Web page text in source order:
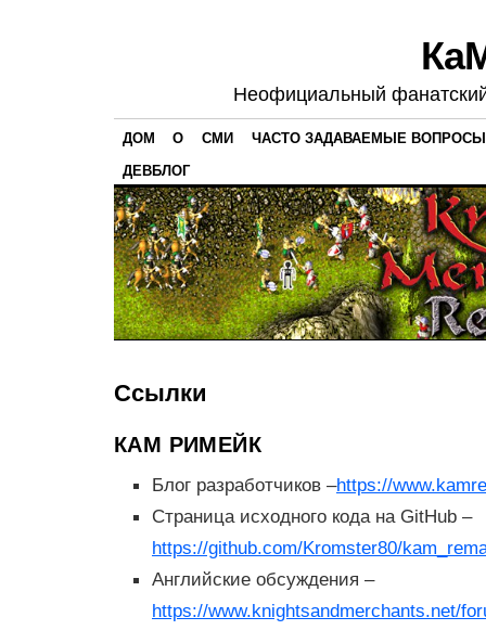
Неофициальный
ДОМ О СМИ
ЧАСТО ЗАДАВАЕМЫЕ ВОПРОСЫ
ДЕВБЛОГ
Ссылки
КАМ РИМЕЙК
Блог разработчиков –https://
Страница исходного кода на GitHub –
https://github.com/Kromster80/
Английские обсуждения –
https://www.knightsandmerchants.net/